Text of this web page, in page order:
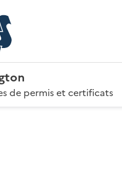
de permis et certificats